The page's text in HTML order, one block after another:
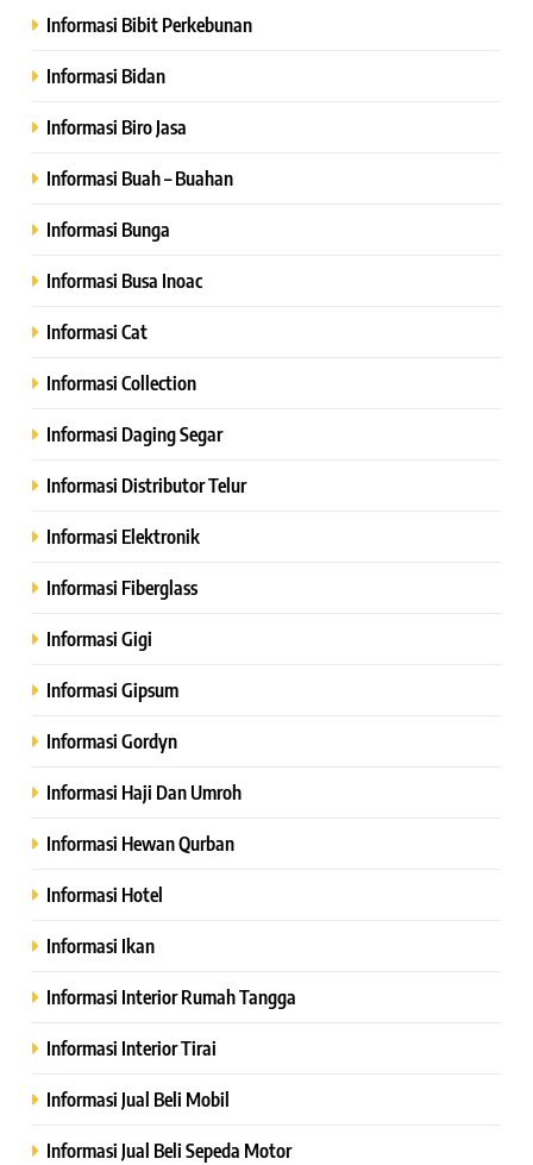
Informasi Bibit Perkebunan
Informasi Bidan
Informasi Biro Jasa
Informasi Buah – Buahan
Informasi Bunga
Informasi Busa Inoac
Informasi Cat
Informasi Collection
Informasi Daging Segar
Informasi Distributor Telur
Informasi Elektronik
Informasi Fiberglass
Informasi Gigi
Informasi Gipsum
Informasi Gordyn
Informasi Haji Dan Umroh
Informasi Hewan Qurban
Informasi Hotel
Informasi Ikan
Informasi Interior Rumah Tangga
Informasi Interior Tirai
Informasi Jual Beli Mobil
Informasi Jual Beli Sepeda Motor